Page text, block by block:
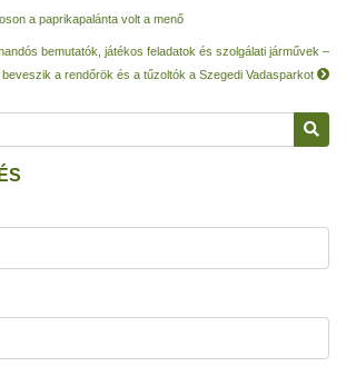
a paprikapalánta volt a menő
bemutatók, játékos feladatok és szolgálati járművek –
a rendőrök és a tűzoltók a Szegedi Vadasparkot